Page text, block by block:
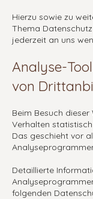
Hierzu sowie zu
Thema
jederzeit an uns
Analyse-
von
Beim Besuch
Verhalten
Das geschieht vor
Detaillierte
folgenden